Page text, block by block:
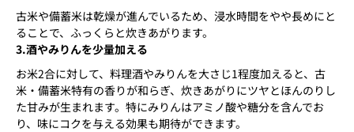
古米や備蓄米は乾燥が進んでいるため、浸水時間をやや長めにと
ることで、ふっくらと炊きあがります。
3.酒やみりんを少量加える
お米2合に対して、料理酒やみりんを大さじ1程度加えると、古
米・備蓄米特有の香りが和らぎ、炊きあがりにツヤとほんのりし
た甘みが生まれます。特にみりんはアミノ酸や糖分を含んでお
り、味にコクを与える効果も期待ができます。